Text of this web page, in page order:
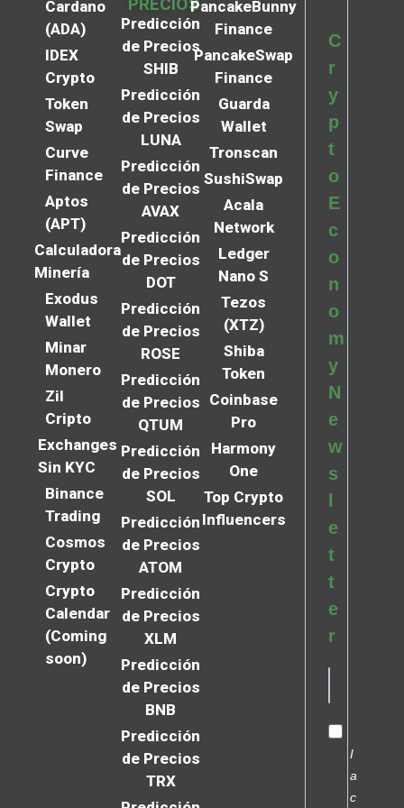
Cardano
(ADA)
IDEX
Crypto
Token
Swap
Curve
Finance
Aptos
(APT)
Calculadora
Minería
Exodus
Wallet
Minar
Monero
Zil
Cripto
Exchanges
Sin KYC
Binance
Trading
Cosmos
Crypto
Crypto
Calendar
(Coming
soon)
PRECIOS
Predicción
de Precios
SHIB
Predicción
de Precios
LUNA
Predicción
de Precios
AVAX
Predicción
de Precios
DOT
Predicción
de Precios
ROSE
Predicción
de Precios
QTUM
Predicción
de Precios
SOL
Predicción
de Precios
ATOM
Predicción
de Precios
XLM
Predicción
de Precios
BNB
Predicción
de Precios
TRX
PancakeBunny
Finance
PancakeSwap
Finance
Guarda
Wallet
Tronscan
SushiSwap
Acala
Network
Ledger
Nano S
Tezos
(XTZ)
Shiba
Token
Coinbase
Pro
Harmony
One
Top Crypto
Influencers
C
r
y
p
t
o
E
c
o
n
o
m
y
N
e
w
s
e
t
t
e
r
I
a
c